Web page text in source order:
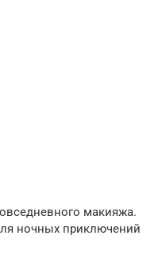
макияжа.
ночных приключений